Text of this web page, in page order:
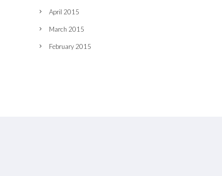
April 2015
March 2015
February 2015